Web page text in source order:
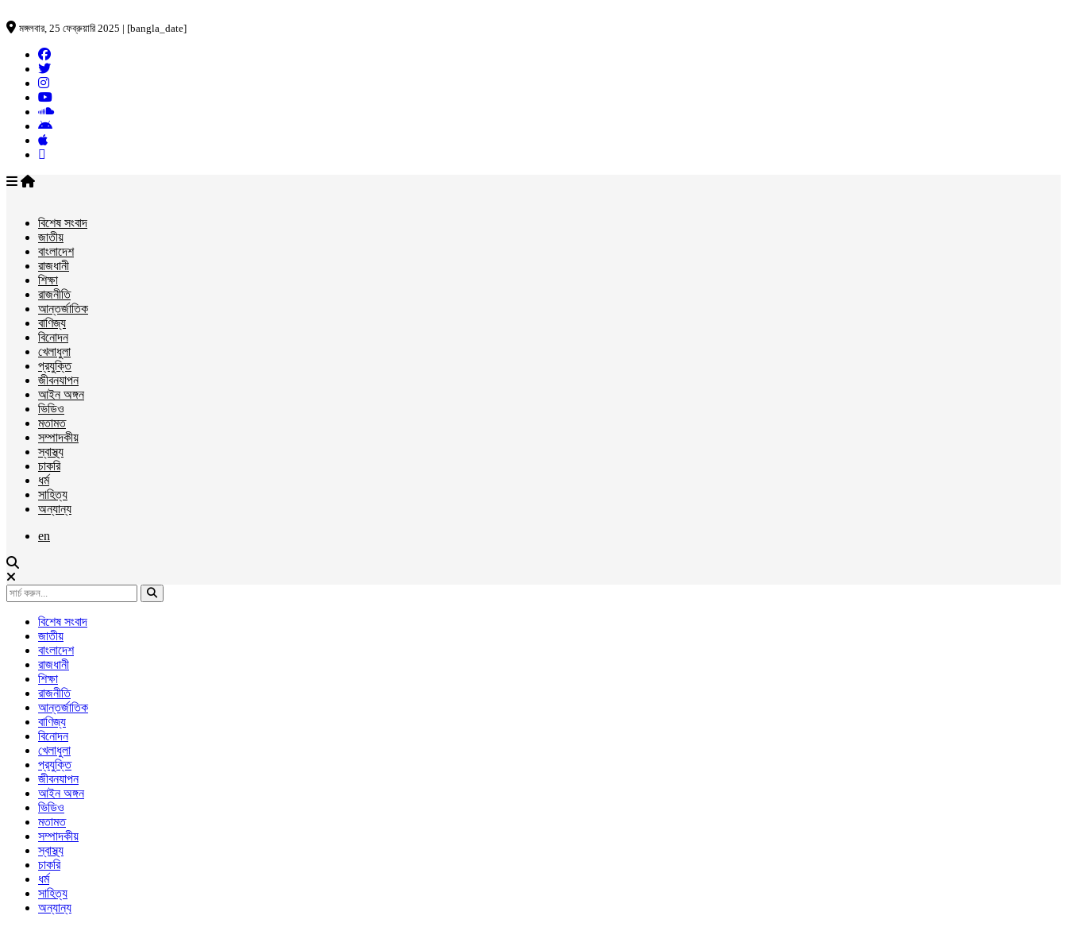
মঙ্গলবার, 25 ফেব্রুয়ারি 2025 | [bangla_date]
বিশেষ সংবাদ
জাতীয়
বাংলাদেশ
রাজধানী
শিক্ষা
রাজনীতি
আন্তর্জাতিক
বাণিজ্য
বিনোদন
খেলাধুলা
প্রযুক্তি
জীবনযাপন
আইন অঙ্গন
ভিডিও
মতামত
সম্পাদকীয়
স্বাস্থ্য
চাকরি
ধর্ম
সাহিত্য
অন্যান্য
en
বিশেষ সংবাদ
জাতীয়
বাংলাদেশ
রাজধানী
শিক্ষা
রাজনীতি
আন্তর্জাতিক
বাণিজ্য
বিনোদন
খেলাধুলা
প্রযুক্তি
জীবনযাপন
আইন অঙ্গন
ভিডিও
মতামত
সম্পাদকীয়
স্বাস্থ্য
চাকরি
ধর্ম
সাহিত্য
অন্যান্য